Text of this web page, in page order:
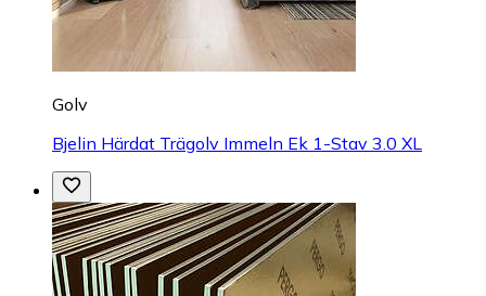
Golv
Bjelin Härdat Trägolv Immeln Ek 1-Stav 3.0 XL